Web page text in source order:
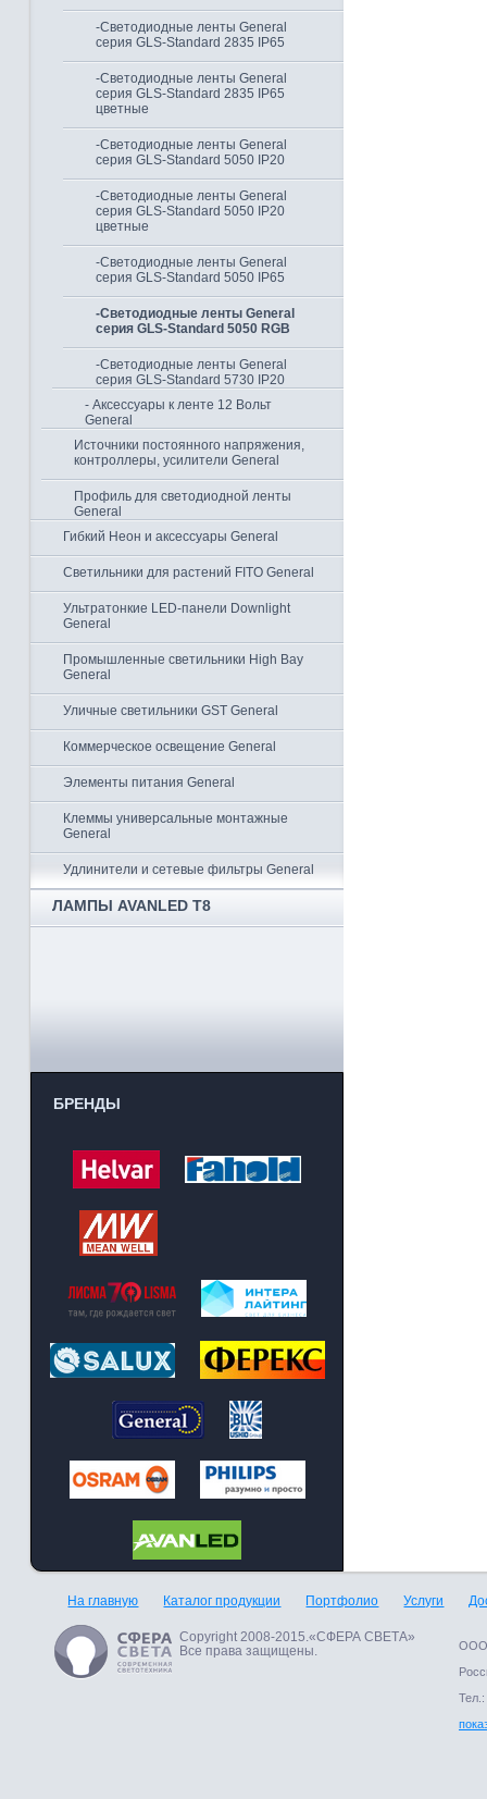
-Светодиодные ленты General
серия GLS-Standard 2835 IP65
-Светодиодные ленты General
серия GLS-Standard 2835 IP65
цветные
-Светодиодные ленты General
серия GLS-Standard 5050 IP20
-Светодиодные ленты General
серия GLS-Standard 5050 IP20
цветные
-Светодиодные ленты General
серия GLS-Standard 5050 IP65
-Светодиодные ленты General
серия GLS-Standard 5050 RGB
-Светодиодные ленты General
серия GLS-Standard 5730 IP20
- Аксессуары к ленте 12 Вольт
General
Источники постоянного напряжения,
контроллеры, усилители General
Профиль для светодиодной ленты
General
Гибкий Неон и аксессуары General
Светильники для растений FITO General
Ультратонкие LED-панели Downlight
General
Промышленные светильники High Bay
General
Уличные светильники GST General
Коммерческое освещение General
Элементы питания General
Клеммы универсальные монтажные
General
Удлинители и сетевые фильтры General
ЛАМПЫ AVANLED T8
БРЕНДЫ
На главную Каталог продукции Портфолио Услуги
Copyright 2008-2015.«СФЕРА СВЕТА»
Все права защищены.
ООО